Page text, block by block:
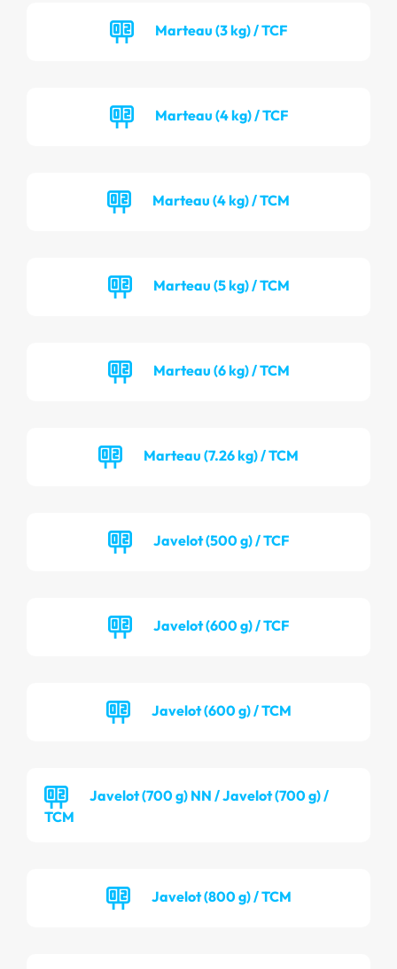
Marteau (3 kg) / TCF
Marteau (4 kg) / TCF
Marteau (4 kg) / TCM
Marteau (5 kg) / TCM
Marteau (6 kg) / TCM
Marteau (7.26 kg) / TCM
Javelot (500 g) / TCF
Javelot (600 g) / TCF
Javelot (600 g) / TCM
Javelot (700 g) NN / Javelot (700 g) /
TCM
Javelot (800 g) / TCM